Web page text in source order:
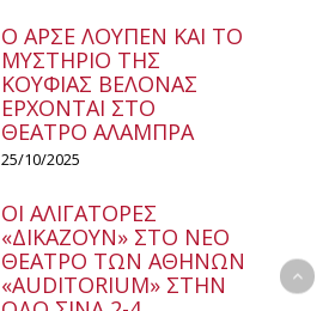
Ο ΑΡΣΕ ΛΟΥΠΕΝ ΚΑΙ ΤΟ
ΜΥΣΤΗΡΙΟ ΤΗΣ
ΚΟΥΦΙΑΣ ΒΕΛΟΝΑΣ
ΕΡΧΟΝΤΑΙ ΣΤΟ
ΘΕΑΤΡΟ ΑΛΑΜΠΡΑ
25/10/2025
ΟΙ ΑΛΙΓΑΤΟΡΕΣ
«ΔΙΚΑΖΟΥΝ» ΣΤΟ ΝΕΟ
ΘΕΑΤΡΟ ΤΩΝ ΑΘΗΝΩΝ
«AUDITORIUM» ΣΤΗΝ